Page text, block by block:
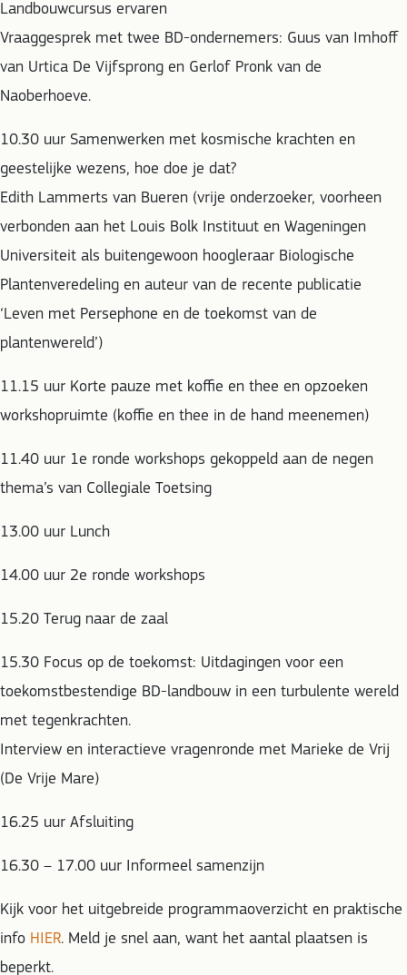
Landbouwcursus ervaren
Vraaggesprek met twee BD-ondernemers: Guus van Imhoff
van Urtica De Vijfsprong en Gerlof Pronk van de
Naoberhoeve.
10.30 uur Samenwerken met kosmische krachten en
geestelijke wezens, hoe doe je dat?
Edith Lammerts van Bueren (vrije onderzoeker, voorheen
verbonden aan het Louis Bolk Instituut en Wageningen
Universiteit als buitengewoon hoogleraar Biologische
Plantenveredeling en auteur van de recente publicatie
‘Leven met Persephone en de toekomst van de
plantenwereld’)
11.15 uur Korte pauze met koffie en thee en opzoeken
workshopruimte (koffie en thee in de hand meenemen)
11.40 uur 1e ronde workshops gekoppeld aan de negen
thema’s van Collegiale Toetsing
13.00 uur Lunch
14.00 uur 2e ronde workshops
15.20 Terug naar de zaal
15.30 Focus op de toekomst: Uitdagingen voor een
toekomstbestendige BD-landbouw in een turbulente wereld
met tegenkrachten.
Interview en interactieve vragenronde met Marieke de Vrij
(De Vrije Mare)
16.25 uur Afsluiting
16.30 – 17.00 uur Informeel samenzijn
Kijk voor het uitgebreide programmaoverzicht en praktische
info HIER. Meld je snel aan, want het aantal plaatsen is
beperkt.